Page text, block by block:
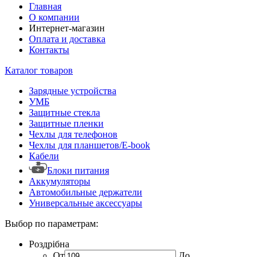
Главная
О компании
Интернет-магазин
Оплата и доставка
Контакты
Каталог товаров
Зарядные устройства
УМБ
Защитные стекла
Защитные пленки
Чехлы для телефонов
Чехлы для планшетов/E-book
Кабели
Блоки питания
Аккумуляторы
Автомобильные держатели
Универсальные аксессуары
Выбор по параметрам:
Роздрібна